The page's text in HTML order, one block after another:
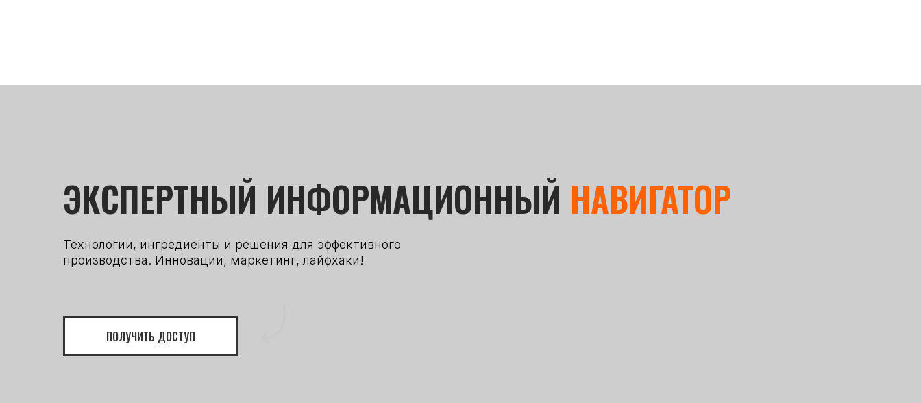
ЭКСПЕРТНЫЙ ИНФОРМАЦИОННЫЙ НАВИГАТОР
Технологии, ингредиенты и решения для эффективного
производства. Инновации, маркетинг, лайфхаки!
ПОЛУЧИТЬ ДОСТУП